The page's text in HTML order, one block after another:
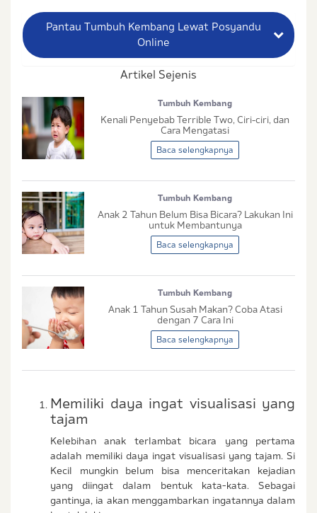
Pantau Tumbuh Kembang Lewat Posyandu
Online
Nama Lengkap Ibu
No. Handphone (Whatsapp)
Buat Password
Tidak Hamil dan Memiliki Anak
Sedang Hamil
Sedang Hamil dan Memiliki Anak
kebijakan privasiIbu & Balita
Saya setuju dan bersedia menerima informasi dari
Ibu & Balita, Frisian Flag Indonesia, dan partner Ibu
& Balita.
Artikel Sejenis
Tumbuh Kembang
Kenali Penyebab Terrible Two, Ciri-ciri, dan
Cara Mengatasi
Baca selengkapnya
Tumbuh Kembang
Anak 2 Tahun Belum Bisa Bicara? Lakukan Ini
untuk Membantunya
Baca selengkapnya
Tumbuh Kembang
Anak 1 Tahun Susah Makan? Coba Atasi
dengan 7 Cara Ini
Baca selengkapnya
Memiliki daya ingat visualisasi yang
tajam
Kelebihan anak terlambat bicara yang pertama
adalah memiliki daya ingat visualisasi yang tajam. Si
Kecil mungkin belum bisa menceritakan kejadian
yang diingat dalam bentuk kata-kata. Sebagai
gantinya, ia akan menggambarkan ingatannya dalam